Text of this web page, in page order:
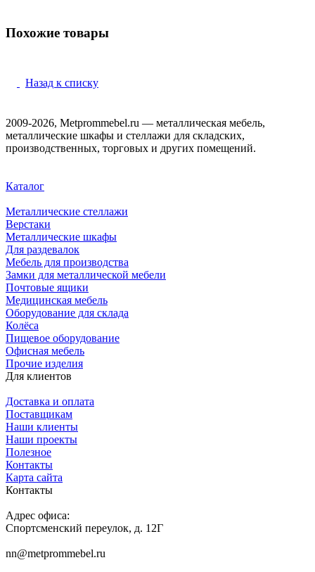
Похожие товары
Назад к списку
2009-2026, Metprommebel.ru — металлическая мебель,
металлические шкафы и стеллажи для складских,
производственных, торговых и других помещений.
Каталог
Металлические стеллажи
Верстаки
Металлические шкафы
Для раздевалок
Мебель для производства
Замки для металлической мебели
Почтовые ящики
Медицинская мебель
Оборудование для склада
Колёса
Пищевое оборудование
Офисная мебель
Прочие изделия
Для клиентов
Доставка и оплата
Поставщикам
Наши клиенты
Наши проекты
Полезное
Контакты
Карта сайта
Контакты
Адрес офиса:
Спортсменский переулок, д. 12Г
nn@metprommebel.ru